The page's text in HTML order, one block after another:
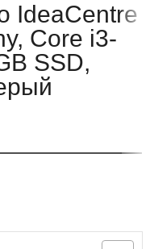
IdeaCentre
Core i3-
SSD,